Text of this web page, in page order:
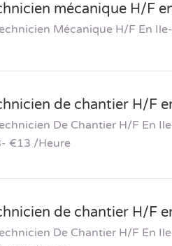
mécanique H/F
Mécanique H/F En
de chantier H/F
De Chantier H/F En
€13 /heure
de chantier H/F
De Chantier H/F En